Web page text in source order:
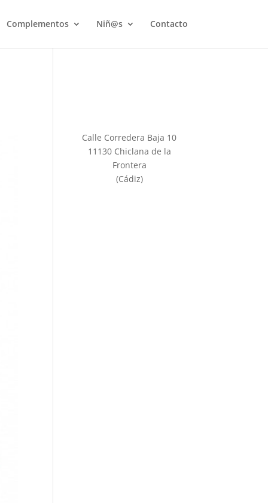
Complementos Niñ@s Contacto
Calle Corredera Baja 10
11130 Chiclana de la
Frontera
(Cádiz)